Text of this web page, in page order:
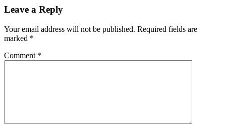
Leave a Reply
Your email address will not be published. Required fields are
marked *
Comment *